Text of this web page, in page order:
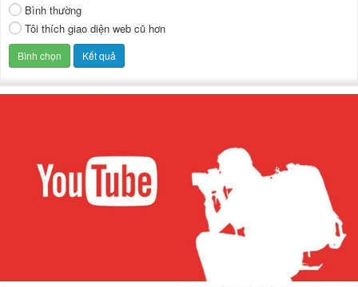
Bình thường
Tôi thích giao diện web cũ hơn